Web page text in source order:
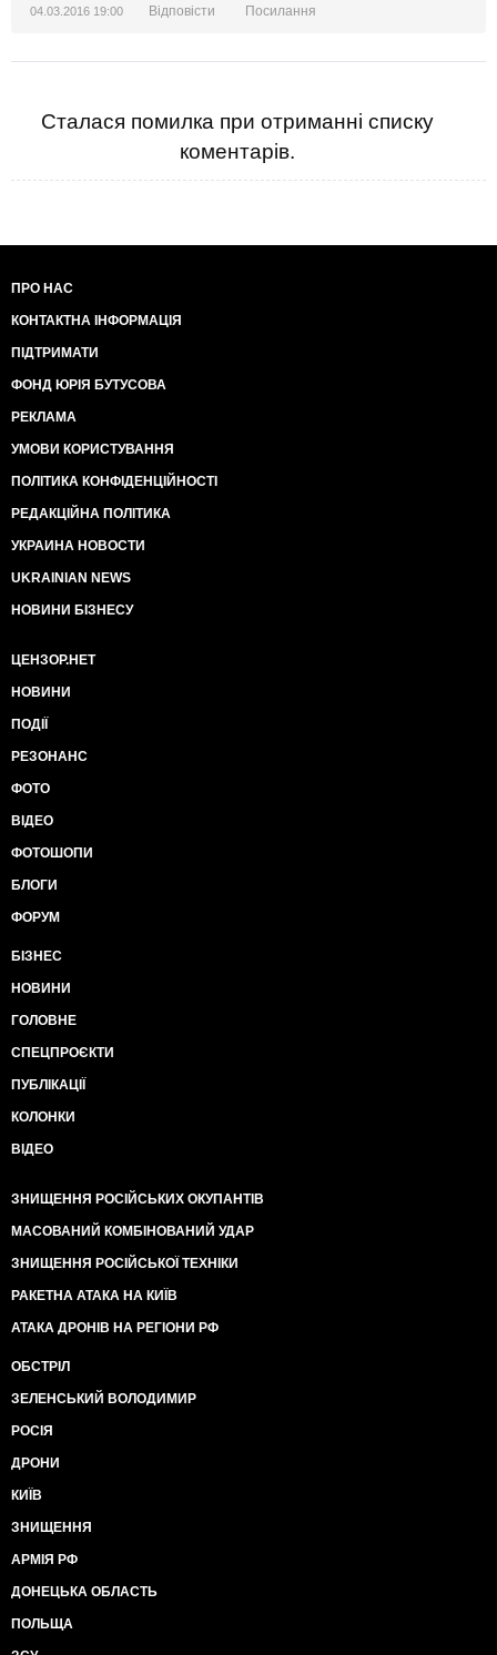
04.03.2016 19:00 Відповісти Посилання
Сталася помилка при отриманні списку
коментарів.
ПРО НАС
КОНТАКТНА ІНФОРМАЦІЯ
ПІДТРИМАТИ
ФОНД ЮРІЯ БУТУСОВА
РЕКЛАМА
УМОВИ КОРИСТУВАННЯ
ПОЛІТИКА КОНФІДЕНЦІЙНОСТІ
РЕДАКЦІЙНА ПОЛІТИКА
УКРАИНА НОВОСТИ
UKRAINIAN NEWS
НОВИНИ БІЗНЕСУ
ЦЕНЗОР.НЕТ
НОВИНИ
ПОДІЇ
РЕЗОНАНС
ФОТО
ВІДЕО
ФОТОШОПИ
БЛОГИ
ФОРУМ
БІЗНЕС
НОВИНИ
ГОЛОВНЕ
СПЕЦПРОЄКТИ
ПУБЛІКАЦІЇ
КОЛОНКИ
ВІДЕО
ЗНИЩЕННЯ РОСІЙСЬКИХ ОКУПАНТІВ
МАСОВАНИЙ КОМБІНОВАНИЙ УДАР
ЗНИЩЕННЯ РОСІЙСЬКОЇ ТЕХНІКИ
РАКЕТНА АТАКА НА КИЇВ
АТАКА ДРОНІВ НА РЕГІОНИ РФ
ОБСТРІЛ
ЗЕЛЕНСЬКИЙ ВОЛОДИМИР
РОСІЯ
ДРОНИ
КИЇВ
ЗНИЩЕННЯ
АРМІЯ РФ
ДОНЕЦЬКА ОБЛАСТЬ
ПОЛЬЩА